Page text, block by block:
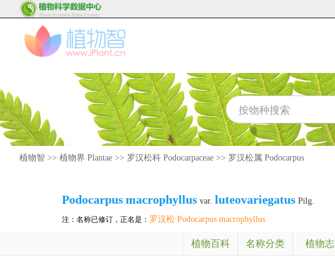
植物智 >> 植物界 Plantae >> 罗汉松科 Podocarpaceae >> 罗汉松属 Podocarpus
Podocarpusmacrophyllus var. luteovariegatus Pilg.
注：名称已修订，正名是： 罗汉松 Podocarpus macrophyllus
植物百科 名称分类 植物志